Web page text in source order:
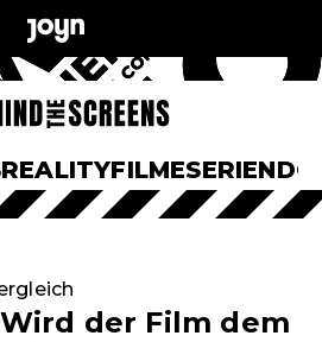
REALITYFILMESERIEN
der Film dem